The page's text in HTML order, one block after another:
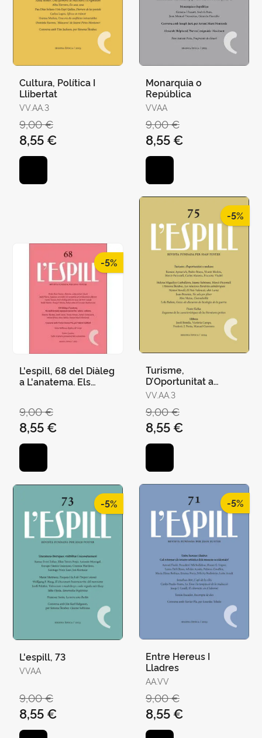
Cultura, Política I
Llibertat
VV.AA.3
9,00 €
8,55 €
Monarquia o
República
VVAA
9,00 €
8,55 €
-5%
L'espill, 68 del Diàleg
a L'anatema. Els
«Altres» Culture
9,00 €
8,55 €
-5%
Turisme,
D’Oportunitat a
Malson
VV.AA.3
9,00 €
8,55 €
-5%
L'espill, 73
VVAA
9,00 €
8,55 €
-5%
Entre Hereus I
Lladres
AA.VV
9,00 €
8,55 €